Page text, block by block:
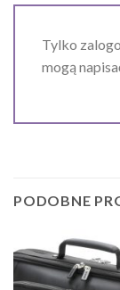
Tylko
mogą
PODOBNE